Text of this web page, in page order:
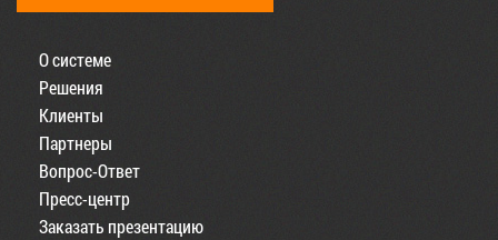
О системе
Решения
Клиенты
Партнеры
Вопрос-Ответ
Пресс-центр
Заказать презентацию